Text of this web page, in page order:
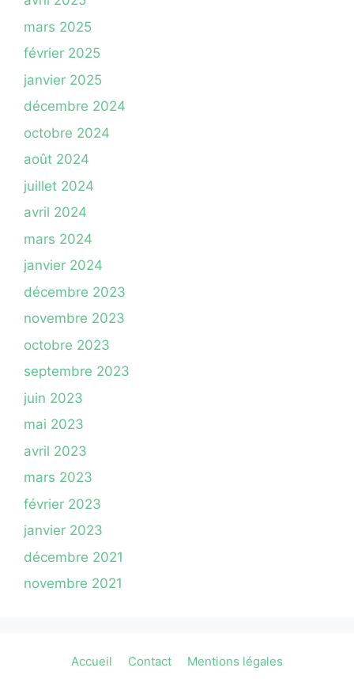
mars 2025
février 2025
janvier 2025
décembre 2024
octobre 2024
août 2024
juillet 2024
avril 2024
mars 2024
janvier 2024
décembre 2023
novembre 2023
octobre 2023
septembre 2023
juin 2023
mai 2023
avril 2023
mars 2023
février 2023
janvier 2023
décembre 2021
novembre 2021
Accueil Contact Mentions légales